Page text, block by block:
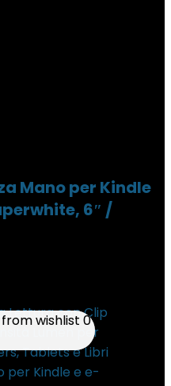
Mano per Kindle
6″ /
wishlist 0
wishlist 0